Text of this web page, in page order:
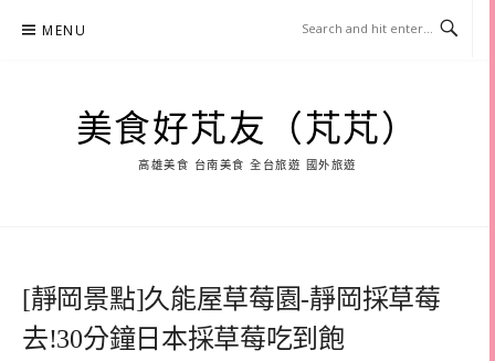
MENU
美食好芃友（芃芃）
高雄美食 台南美食 全台旅遊 國外旅遊
[靜岡景點]久能屋草莓園-靜岡採草莓
去!30分鐘日本採草莓吃到飽